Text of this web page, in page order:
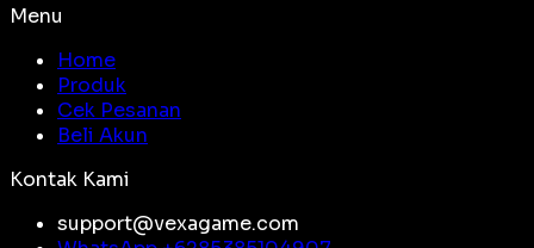
Menu
Home
Produk
Cek Pesanan
Beli Akun
Kontak Kami
support@vexagame.com